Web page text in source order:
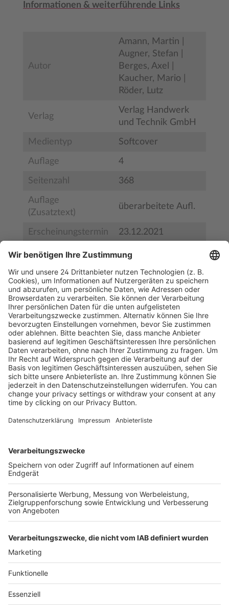
Informationen & weiterführende Links
Autor
Amann, Martin |
Augner, Stefan |
Berges, Axel |
Kaucher, Mario |
Röder, Lutz
Verlag
Verlag Handwerk
und Technik GmbH
Medientyp Softcover
Auflage 4
Seitenzahl 368
Auflage
(Zusatztext)
überarbeitete Aufl.
Erscheinungstermin 23.12.2021
Bestell-Nr. BS31462
ISBN 978-3-582-16958-7
Kostenlose Rücksendung bis zu 14 Tage nach
Bestelleingang (innerhalb Deutschlands).
Versandkosten.
Der Bestellprozess ist mit Hilfe eines SSL-
SERVICE HOTLINE
SHOP SERVICE